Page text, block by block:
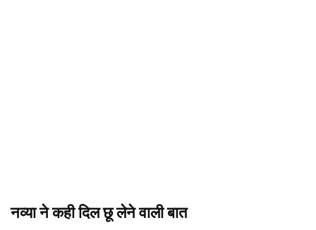
नव्या ने कही दिल छू लेने वाली बात